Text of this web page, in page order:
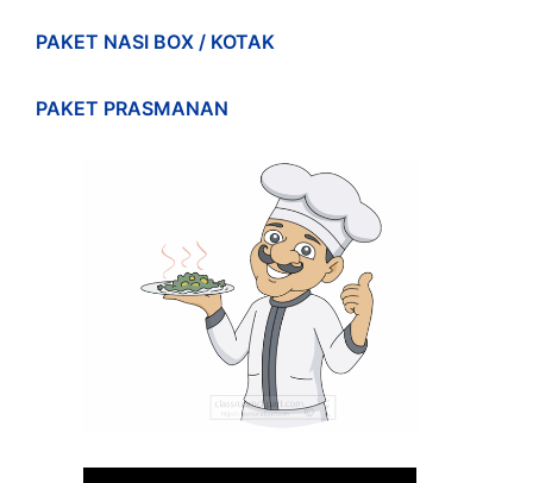
PAKET NASI BOX / KOTAK
PAKET PRASMANAN